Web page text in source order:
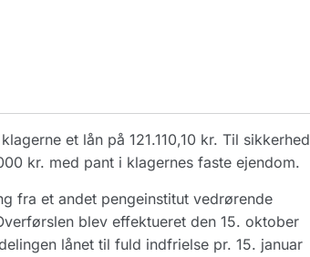
et lån på 121.110,10 kr. Til sikkerhed
kr. med pant i klagernes faste ejendom.
fra et andet pengeinstitut vedrørende
blev effektueret den 15. oktober
lånet til fuld indfrielse pr. 15. januar